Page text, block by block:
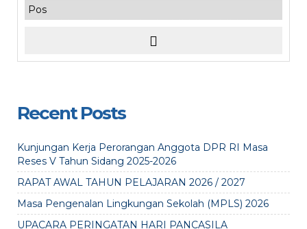
Recent Posts
Kunjungan Kerja Perorangan Anggota DPR RI Masa
Reses V Tahun Sidang 2025-2026
RAPAT AWAL TAHUN PELAJARAN 2026 / 2027
Masa Pengenalan Lingkungan Sekolah (MPLS) 2026
UPACARA PERINGATAN HARI PANCASILA